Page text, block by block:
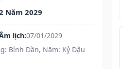
Năm 2029
lịch:07/01/2029
Bính Dần, Năm: Kỷ Dậu